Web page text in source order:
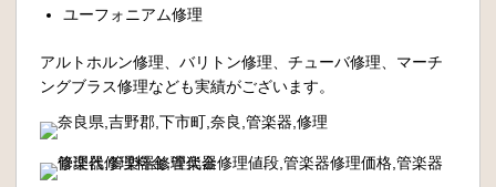
ユーフォニアム修理
アルトホルン修理、バリトン修理、チューバ修理、マーチ
ングブラス修理なども実績がございます。